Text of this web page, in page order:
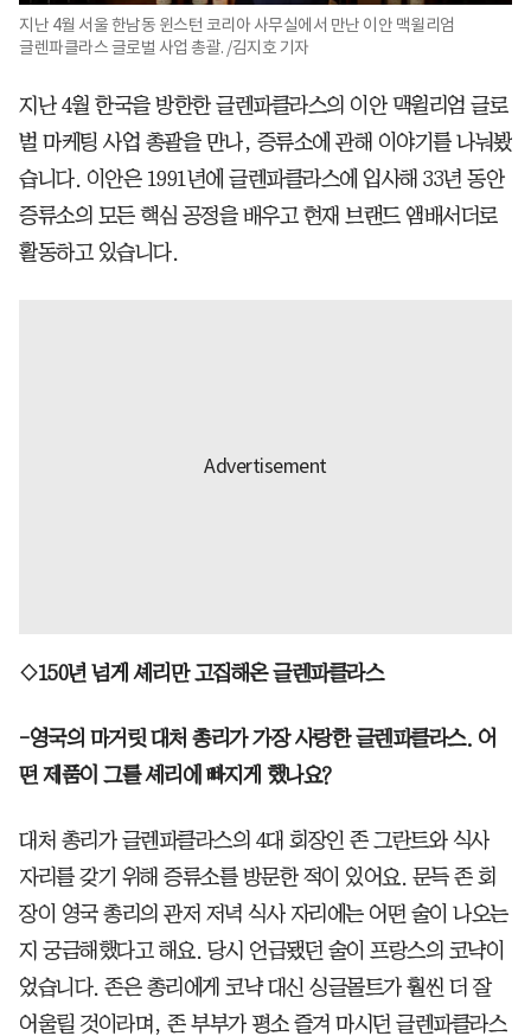
지난 4월 서울 한남동 윈스턴 코리아 사무실에서 만난 이안 맥윌리엄
글렌파클라스 글로벌 사업 총괄. /김지호 기자
지난 4월 한국을 방한한 글렌파클라스의 이안 맥윌리엄 글로
벌 마케팅 사업 총괄을 만나, 증류소에 관해 이야기를 나눠봤
습니다. 이안은 1991년에 글렌파클라스에 입사해 33년 동안
증류소의 모든 핵심 공정을 배우고 현재 브랜드 앰배서더로
활동하고 있습니다.
◇150년 넘게 셰리만 고집해온 글렌파클라스
-영국의 마거릿 대처 총리가 가장 사랑한 글렌파클라스. 어
떤 제품이 그를 셰리에 빠지게 했나요?
대처 총리가 글렌파클라스의 4대 회장인 존 그란트와 식사
자리를 갖기 위해 증류소를 방문한 적이 있어요. 문득 존 회
장이 영국 총리의 관저 저녁 식사 자리에는 어떤 술이 나오는
지 궁금해했다고 해요. 당시 언급됐던 술이 프랑스의 코냑이
었습니다. 존은 총리에게 코냑 대신 싱글몰트가 훨씬 더 잘
어울릴 것이라며, 존 부부가 평소 즐겨 마시던 글렌파클라스